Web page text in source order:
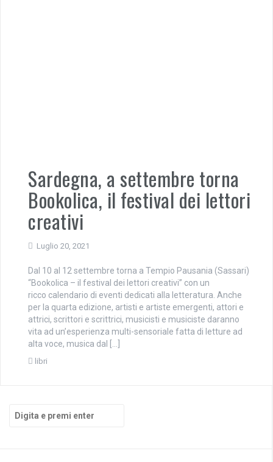
Sardegna, a settembre torna
Bookolica, il festival dei lettori
creativi
Luglio 20, 2021
Dal 10 al 12 settembre torna a Tempio Pausania (Sassari)
“Bookolica – il festival dei lettori creativi” con un
ricco calendario di eventi dedicati alla letteratura. Anche
per la quarta edizione, artisti e artiste emergenti, attori e
attrici, scrittori e scrittrici, musicisti e musiciste daranno
vita ad un’esperienza multi-sensoriale fatta di letture ad
alta voce, musica dal […]
libri